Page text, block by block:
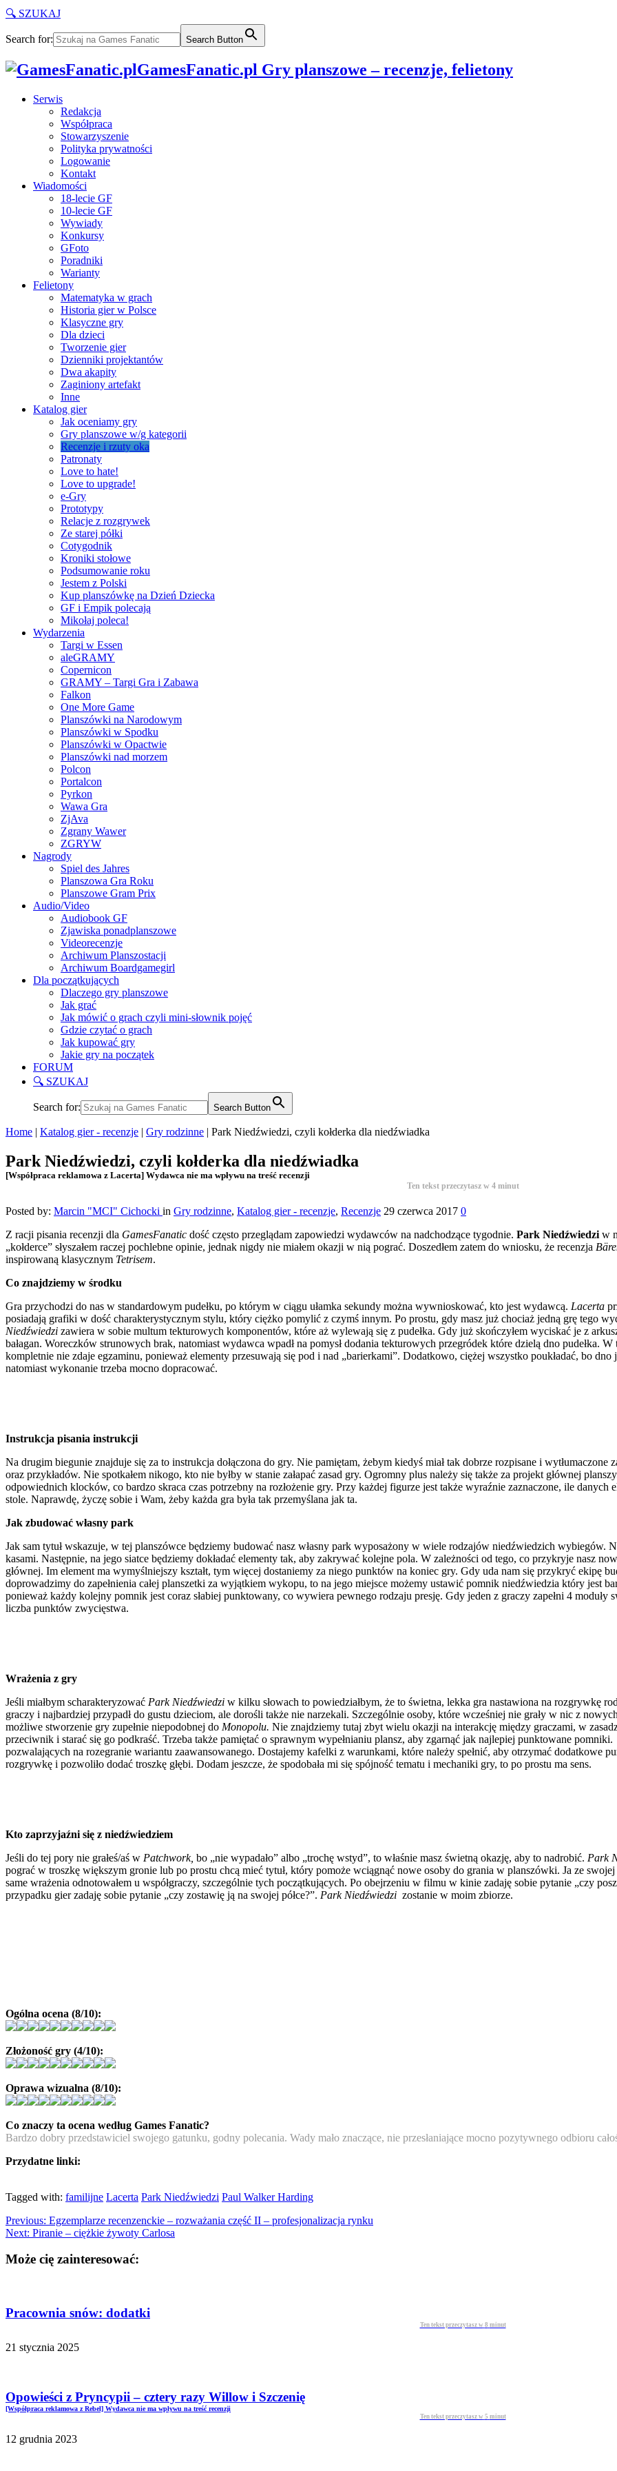
🔍 SZUKAJ
Search for: Search Button
GamesFanatic.pl Gry planszowe – recenzje, felietony
Serwis
Redakcja
Współpraca
Stowarzyszenie
Polityka prywatności
Logowanie
Kontakt
Wiadomości
18-lecie GF
10-lecie GF
Wywiady
Konkursy
GFoto
Poradniki
Warianty
Felietony
Matematyka w grach
Historia gier w Polsce
Klasyczne gry
Dla dzieci
Tworzenie gier
Dzienniki projektantów
Dwa akapity
Zaginiony artefakt
Inne
Katalog gier
Jak oceniamy gry
Gry planszowe w/g kategorii
Recenzje i rzuty oka
Patronaty
Love to hate!
Love to upgrade!
e-Gry
Prototypy
Relacje z rozgrywek
Ze starej półki
Cotygodnik
Kroniki stołowe
Podsumowanie roku
Jestem z Polski
Kup planszówkę na Dzień Dziecka
GF i Empik polecają
Mikołaj poleca!
Wydarzenia
Targi w Essen
aleGRAMY
Copernicon
GRAMY – Targi Gra i Zabawa
Falkon
One More Game
Planszówki na Narodowym
Planszówki w Spodku
Planszówki w Opactwie
Planszówki nad morzem
Polcon
Portalcon
Pyrkon
Wawa Gra
ZjAva
Zgrany Wawer
ZGRYW
Nagrody
Spiel des Jahres
Planszowa Gra Roku
Planszowe Gram Prix
Audio/Video
Audiobook GF
Zjawiska ponadplanszowe
Videorecenzje
Archiwum Planszostacji
Archiwum Boardgamegirl
Dla początkujących
Dlaczego gry planszowe
Jak grać
Jak mówić o grach czyli mini-słownik pojęć
Gdzie czytać o grach
Jak kupować gry
Jakie gry na początek
FORUM
🔍 SZUKAJ
Search for: Search Button
Home | Katalog gier - recenzje | Gry rodzinne | Park Niedźwiedzi, czyli kołderka dla niedźwiadka
Park Niedźwiedzi, czyli kołderka dla niedźwiadka
[Współpraca reklamowa z Lacerta] Wydawca nie ma wpływu na treść recenzji
Ten tekst przeczytasz w 4 minut
Posted by: Marcin "MCI" Cichocki in Gry rodzinne, Katalog gier - recenzje, Recenzje 29 czerwca 2017 0
Z racji pisania recenzji dla GamesFanatic dość często przeglądam zapowiedzi wydawców na nadchodzące tygodnie. Park Niedźwiedzi w
„kołderce” słyszałem raczej pochlebne opinie, jednak nigdy nie miałem okazji w nią pograć. Doszedłem zatem do wniosku, że recenzja Bä
inspirowaną klasycznym Tetrisem.
Co znajdziemy w środku
Gra przychodzi do nas w standardowym pudełku, po którym w ciągu ułamka sekundy można wywnioskować, kto jest wydawcą. Lacerta
posiadają grafiki w dość charakterystycznym stylu, który ciężko pomylić z czymś innym. Po prostu, gdy masz już chociaż jedną grę tego
Niedźwiedzi zawiera w sobie multum tekturowych komponentów, które aż wylewają się z pudełka. Gdy już skończyłem wyciskać je z
bałagan. Woreczków strunowych brak, natomiast wydawca wpadł na pomysł dodania tekturowych przegródek które dzielą dno pudełka.
kompletnie nie zdaje egzaminu, ponieważ elementy przesuwają się pod i nad „barierkami”. Dodatkowo, ciężej wszystko poukładać, bo
natomiast wykonanie trzeba mocno dopracować.
Instrukcja pisania instrukcji
Na drugim biegunie znajduje się za to instrukcja dołączona do gry. Nie pamiętam, żebym kiedyś miał tak dobrze rozpisane i
oraz przykładów. Nie spotkałem nikogo, kto nie byłby w stanie załapać zasad gry. Ogromny plus należy się także za projekt głównej
odpowiednich klocków, co bardzo skraca czas potrzebny na rozłożenie gry. Przy każdej figurze jest także wyraźnie zaznaczone, ile
stole. Naprawdę, życzę sobie i Wam, żeby każda gra była tak przemyślana jak ta.
Jak zbudować własny park
Jak sam tytuł wskazuje, w tej planszówce będziemy budować nasz własny park wyposażony w wiele rodzajów niedźwiedzich wybiegów.
kasami. Następnie, na jego siatce będziemy dokładać elementy tak, aby zakrywać kolejne pola. W zależności od tego, co przykryje nasz
głównej. Im element ma wymyślniejszy kształt, tym więcej dostaniemy za niego punktów na koniec gry. Gdy uda nam się przykryć ekipę
doprowadzimy do zapełnienia całej planszetki za wyjątkiem wykopu, to na jego miejsce możemy ustawić pomnik niedźwiedzia który jest
ponieważ każdy kolejny pomnik jest coraz słabiej punktowany, co wywiera pewnego rodzaju presję. Gdy jeden z graczy zapełni 4
liczba punktów zwycięstwa.
Wrażenia z gry
Jeśli miałbym scharakteryzować Park Niedźwiedzi w kilku słowach to powiedziałbym, że to świetna, lekka gra nastawiona na rozgrywkę
graczy i najbardziej przypadł do gustu dzieciom, ale dorośli także nie narzekali. Szczególnie osoby, które wcześniej nie grały w nic z
możliwe stworzenie gry zupełnie niepodobnej do Monopolu. Nie znajdziemy tutaj zbyt wielu okazji na interakcję między graczami, w
przeciwnik i starać się go podkraść. Trzeba także pamiętać o sprawnym wypełnianiu plansz, aby zgarnąć jak najlepiej punktowane
pozwalających na rozegranie wariantu zaawansowanego. Dostajemy kafelki z warunkami, które należy spełnić, aby otrzymać dodatkowe
rozgrywkę i pozwoliło dodać troszkę głębi. Dodam jeszcze, że spodobała mi się spójność tematu i mechaniki gry, to po prostu ma sens.
Kto zaprzyjaźni się z niedźwiedziem
Jeśli do tej pory nie grałeś/aś w Patchwork, bo „nie wypadało” albo „trochę wstyd”, to właśnie masz świetną okazję, aby to nadrobić. Park
pograć w troszkę większym gronie lub po prostu chcą mieć tytuł, który pomoże wciągnąć nowe osoby do grania w planszówki. Ja ze
same wrażenia odnotowałem u współgraczy, szczególnie tych początkujących. Po obejrzeniu w filmu w kinie zadaję sobie pytanie „czy
przypadku gier zadaję sobie pytanie „czy zostawię ją na swojej półce?”. Park Niedźwiedzi zostanie w moim zbiorze.
Ogólna ocena (8/10):
Złożoność gry (4/10):
Oprawa wizualna (8/10):
Co znaczy ta ocena według Games Fanatic?
Bardzo dobry przedstawiciel swojego gatunku, godny polecania. Wady mało znaczące, nie przesłaniające mocno pozytywnego odbioru
Przydatne linki:
Tagged with: familijne Lacerta Park Niedźwiedzi Paul Walker Harding
Previous: Egzemplarze recenzenckie – rozważania część II – profesjonalizacja rynku
Next: Piranie – ciężkie żywoty Carlosa
Może cię zainteresować:
Pracownia snów: dodatki
Ten tekst przeczytasz w 8 minut
21 stycznia 2025
Opowieści z Pryncypii – cztery razy Willow i Szczenię
[Współpraca reklamowa z Rebel] Wydawca nie ma wpływu na treść recenzji
Ten tekst przeczytasz w 5 minut
12 grudnia 2023